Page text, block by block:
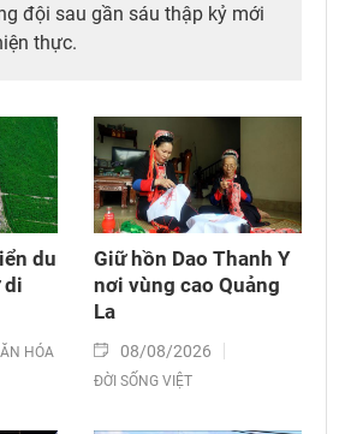
đội sau gần sáu thập kỷ mới
thực.
du
di
HÓA
Giữ hồn Dao Thanh Y
nơi vùng cao Quảng
La
08/08/2026
ĐỜI SỐNG VIỆT